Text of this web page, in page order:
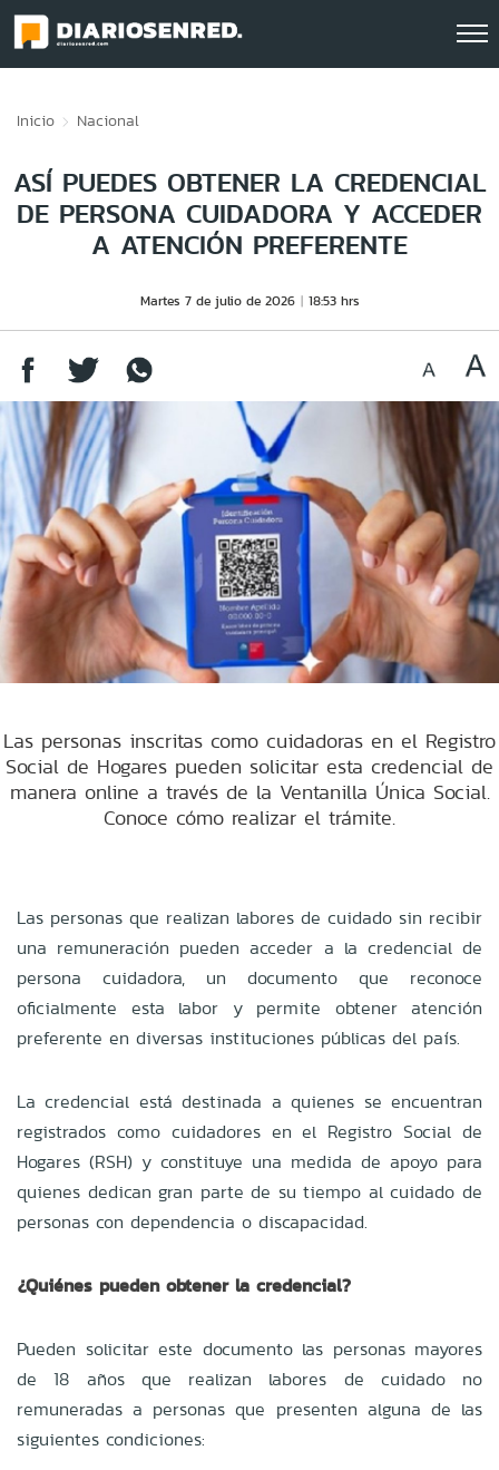
Inicio Nacional
ASÍ PUEDES OBTENER LA CREDENCIAL
DE PERSONA CUIDADORA Y ACCEDER
A ATENCIÓN PREFERENTE
Martes 7 de julio de 2026 18:53 hrs
Las personas inscritas como cuidadoras en el Registro
Social de Hogares pueden solicitar esta credencial de
manera online a través de la Ventanilla Única Social.
Conoce cómo realizar el trámite.
Las personas que realizan labores de cuidado sin recibir
una remuneración pueden acceder a la credencial de
persona cuidadora, un documento que reconoce
oficialmente esta labor y permite obtener atención
preferente en diversas instituciones públicas del país.
La credencial está destinada a quienes se encuentran
registrados como cuidadores en el Registro Social de
Hogares (RSH) y constituye una medida de apoyo para
quienes dedican gran parte de su tiempo al cuidado de
personas con dependencia o discapacidad.
¿Quiénes pueden obtener la credencial?
Pueden solicitar este documento las personas mayores
de 18 años que realizan labores de cuidado no
remuneradas a personas que presenten alguna de las
siguientes condiciones: